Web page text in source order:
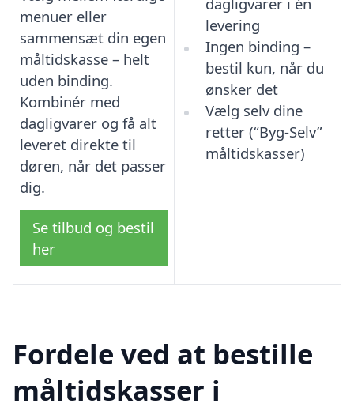
menuer eller
sammensæt din egen
måltidskasse – helt
uden binding.
Kombinér med
dagligvarer og få alt
leveret direkte til
døren, når det passer
dig.
Se tilbud og bestil
her
levering
Ingen binding –
bestil kun, når du
ønsker det
Vælg selv dine
retter (“Byg-Selv”
måltidskasser)
Fordele ved at bestille
måltidskasser i